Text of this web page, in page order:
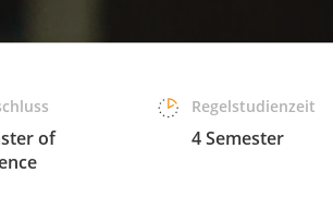
of
Regelstudienzeit
4 Semester